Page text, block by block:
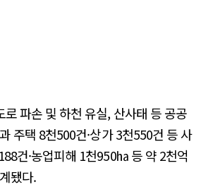
로 파손 및 하천 유실, 산사태 등 공공
주택 8천500건·상가 3천550건 등 사
건·농업피해 1천950㏊ 등 약 2천억
됐다.